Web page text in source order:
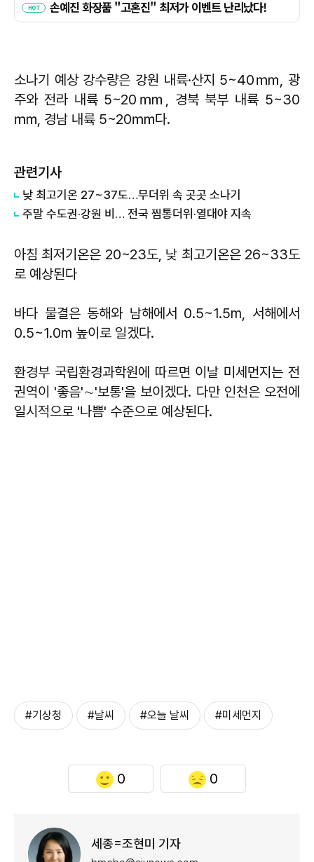
소나기 예상 강수량은 강원 내륙·산지 5~40㎜, 광
주와 전라 내륙 5~20㎜, 경북 북부 내륙 5~30
㎜, 경남 내륙 5~20㎜다.
관련기사
낮 최고기온 27~37도…무더위 속 곳곳 소나기
주말 수도권·강원 비… 전국 찜통더위·열대야 지속
아침 최저기온은 20~23도, 낮 최고기온은 26~33도
로 예상된다
바다 물결은 동해와 남해에서 0.5~1.5m, 서해에서
0.5~1.0m 높이로 일겠다.
환경부 국립환경과학원에 따르면 이날 미세먼지는 전
권역이 '좋음'∼'보통'을 보이겠다. 다만 인천은 오전에
일시적으로 '나쁨' 수준으로 예상된다.
#기상청 #날씨 #오늘 날씨 #미세먼지
0 0
세종=조현미 기자